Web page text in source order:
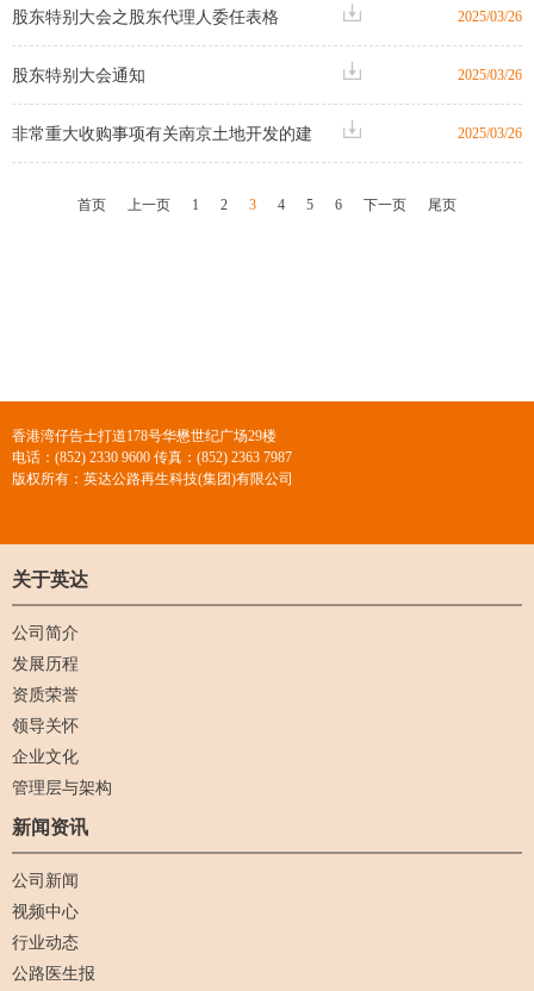
（「本次公司通讯」）之刊发通知
发日期为2025年3月26日之通函及代表委任
表格之刊发通知
2025/03/26
股东特别大会之股东代理人委任表格
2025/03/26
股东特别大会通知
2025/03/26
非常重大收购事项有关南京土地开发的建
首页 上一页 1 2 3 4 5 6 下一页 尾页
香港湾仔告士打道178号华懋世纪广场29楼
电话：(852) 2330 9600 传真：(852) 2363 7987
版权所有：英达公路再生科技(集团)有限公司
关于英达
公司简介
发展历程
资质荣誉
领导关怀
企业文化
管理层与架构
新闻资讯
公司新闻
视频中心
行业动态
公路医生报